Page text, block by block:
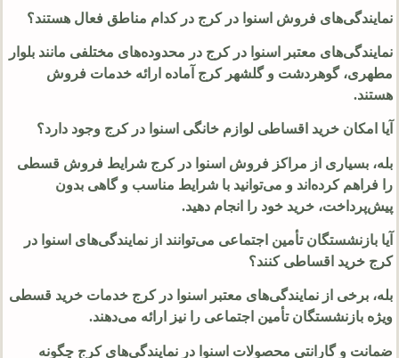
نمایندگی‌های فروش اسنوا در کرج در کدام مناطق فعال هستند؟
نمایندگی‌های معتبر اسنوا در کرج در محدوده‌های مختلفی مانند بلوار
مطهری، گوهردشت و گلشهر کرج آماده ارائه خدمات فروش
هستند.
آیا امکان خرید اقساطی لوازم خانگی اسنوا در کرج وجود دارد؟
بله، بسیاری از مراکز فروش اسنوا در کرج شرایط فروش قسطی
را فراهم کرده‌اند و می‌توانید با شرایط مناسب و گاهی بدون
پیش‌پرداخت، خرید خود را انجام دهید.
آیا بازنشستگان تأمین اجتماعی می‌توانند از نمایندگی‌های اسنوا در
کرج خرید اقساطی کنند؟
بله، برخی از نمایندگی‌های معتبر اسنوا در کرج خدمات خرید قسطی
ویژه بازنشستگان تأمین اجتماعی را نیز ارائه می‌دهند.
ضمانت و گارانتی محصولات اسنوا در نمایندگی‌های کرج چگونه